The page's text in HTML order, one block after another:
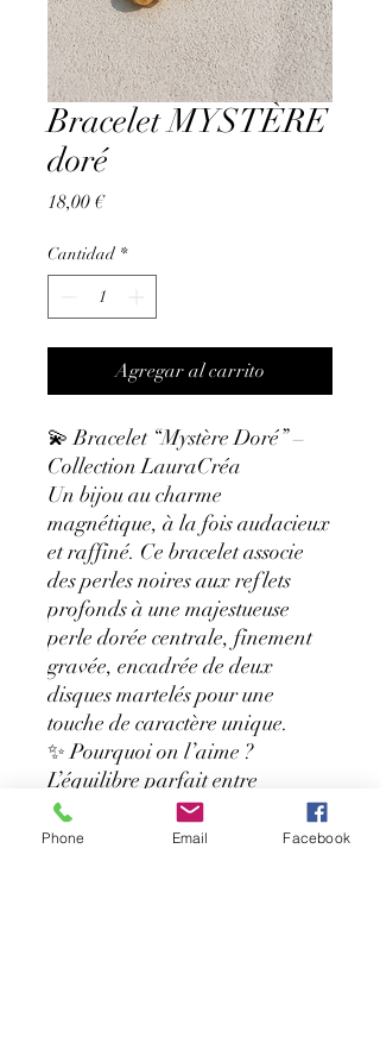
Bracelet MYSTÈRE
doré
18,00 €Precio
Cantidad *
Agregar al carrito
💫 Bracelet “Mystère Doré” –
Collection LauraCréa
Un bijou au charme
magnétique, à la fois audacieux
et raffiné. Ce bracelet associe
des perles noires aux reflets
profonds à une majestueuse
perle dorée centrale, finement
gravée, encadrée de deux
disques martelés pour une
touche de caractère unique.
✨ Pourquoi on l’aime ?
L’équilibre parfait entre
élégance et force.
Un design qui attire l’œil, sans
Phone Email Facebook